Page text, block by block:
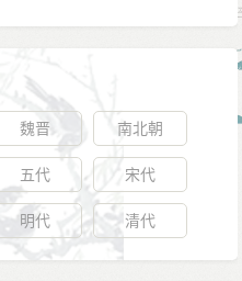
魏晋 南北朝
五代 宋代
明代 清代